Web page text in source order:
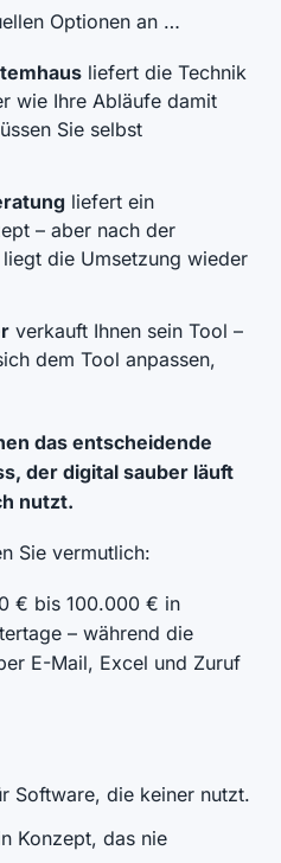
Optionen an …
liefert die Technik
wie Ihre Abläufe damit
Sie selbst
liefert ein
– aber nach der
die Umsetzung wieder
verkauft Ihnen sein Tool –
dem Tool anpassen,
das entscheidende
der digital sauber läuft
nutzt.
Sie vermutlich:
€ bis 100.000 € in
– während die
E-Mail, Excel und Zuruf
Software, die keiner nutzt.
Konzept, das nie